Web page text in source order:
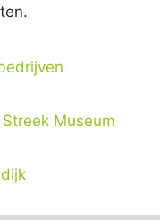
Museum